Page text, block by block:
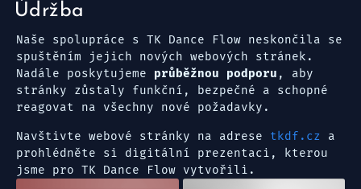
Údržba
Naše spolupráce s TK Dance Flow neskončila se
spuštěním jejich nových webových stránek.
Nadále poskytujeme průběžnou podporu , aby
stránky zůstaly funkční, bezpečné a schopné
reagovat na všechny nové požadavky.
Navštivte webové stránky na adrese tkdf.cz
a
prohlédněte si digitální prezentaci, kterou
jsme pro TK Dance Flow vytvořili.